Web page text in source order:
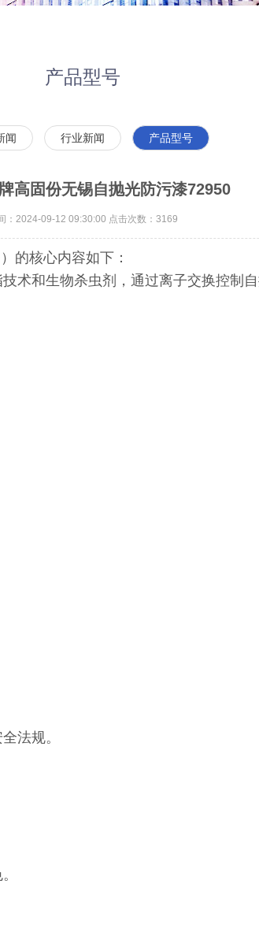
产品型号
闻 行业新闻 产品型号
高固份无锡自抛光防污漆72950
：2024-09-12 09:30:00 点击次数：3169
的核心内容如下：
术和生物杀虫剂，通过离子交换控制
法规。